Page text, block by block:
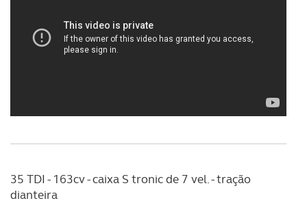
35 TDI - 163cv - caixa S tronic de 7 vel. - tração
dianteira